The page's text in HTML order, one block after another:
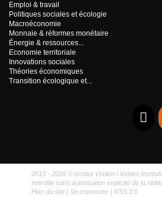
Emploi & travail
Politiques sociales et écologie
Macroéconomie
Monnaie & réformes monétaire
Énergie & ressources...
Economie territoriale
Innovations sociales
Théories économiques
Transition écologique et...
2010 - 2026 © Institut Veblen / Veblen
interdite sans autorisation explicite de la
Plan du site |Se connecter |RSS 2.0